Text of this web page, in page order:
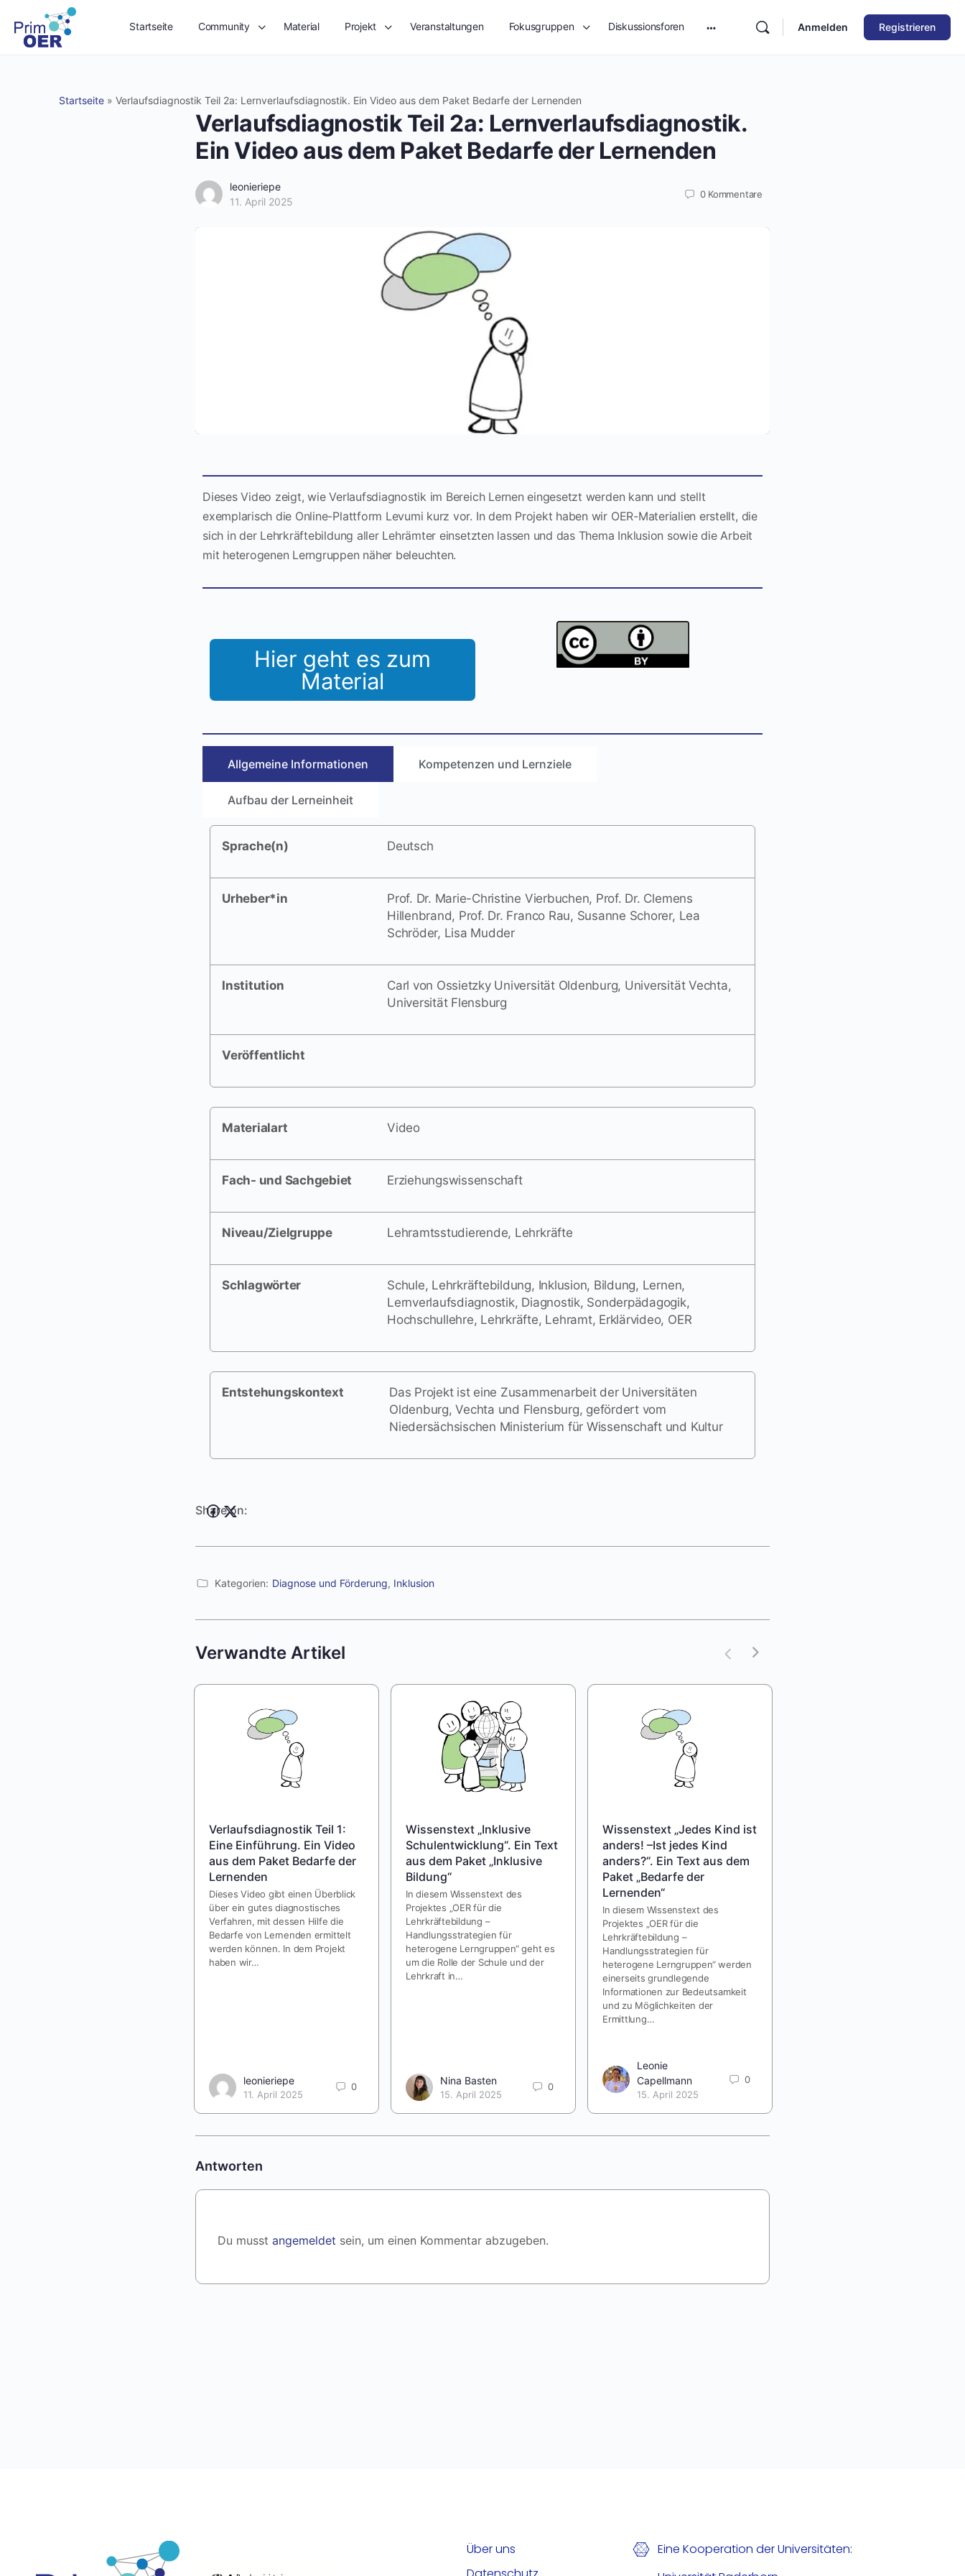
Startseite Community Material Projekt Veranstaltungen Fokusgruppen Diskussionsforen Anmelden Registrieren
Startseite » Verlaufsdiagnostik Teil 2a: Lernverlaufsdiagnostik. Ein Video aus dem Paket Bedarfe der Lernenden
Verlaufsdiagnostik Teil 2a: Lernverlaufsdiagnostik.
Ein Video aus dem Paket Bedarfe der Lernenden
leonieriepe
11. April 2025
0 Kommentare
Dieses Video zeigt, wie Verlaufsdiagnostik im Bereich Lernen eingesetzt werden kann und stellt
exemplarisch die Online-Plattform Levumi kurz vor. In dem Projekt haben wir OER-Materialien erstellt, die
sich in der Lehrkräftebildung aller Lehrämter einsetzten lassen und das Thema Inklusion sowie die Arbeit
mit heterogenen Lerngruppen näher beleuchten.
Hier geht es zum
Material
Allgemeine Informationen Kompetenzen und Lernziele
Aufbau der Lerneinheit
Sprache(n) Deutsch
Urheber*in
Prof. Dr. Marie-Christine Vierbuchen, Prof. Dr. Clemens
Hillenbrand, Prof. Dr. Franco Rau, Susanne Schorer, Lea
Schröder, Lisa Mudder
Institution
Carl von Ossietzky Universität Oldenburg, Universität Vechta,
Universität Flensburg
Veröffentlicht
Materialart Video
Fach- und Sachgebiet Erziehungswissenschaft
Niveau/Zielgruppe Lehramtsstudierende, Lehrkräfte
Schlagwörter
Schule, Lehrkräftebildung, Inklusion, Bildung, Lernen,
Lernverlaufsdiagnostik, Diagnostik, Sonderpädagogik,
Hochschullehre, Lehrkräfte, Lehramt, Erklärvideo, OER
Entstehungskontext
Das Projekt ist eine Zusammenarbeit der Universitäten
Oldenburg, Vechta und Flensburg, gefördert vom
Niedersächsischen Ministerium für Wissenschaft und Kultur
Share on:
Kategorien: Diagnose und Förderung, Inklusion
Verwandte Artikel
Verlaufsdiagnostik Teil 1:
Eine Einführung. Ein Video
aus dem Paket Bedarfe der
Lernenden
Dieses Video gibt einen Überblick
über ein gutes diagnostisches
Verfahren, mit dessen Hilfe die
Bedarfe von Lernenden ermittelt
werden können. In dem Projekt
haben wir…
leonieriepe
11. April 2025
0
Wissenstext „Inklusive
Schulentwicklung“. Ein Text
aus dem Paket „Inklusive
Bildung“
In diesem Wissenstext des
Projektes „OER für die
Lehrkräftebildung –
Handlungsstrategien für
heterogene Lerngruppen“ geht es
um die Rolle der Schule und der
Lehrkraft in…
Nina Basten
15. April 2025
0
Wissenstext „Jedes Kind ist
anders! –Ist jedes Kind
anders?“. Ein Text aus dem
Paket „Bedarfe der
Lernenden“
In diesem Wissenstext des
Projektes „OER für die
Lehrkräftebildung –
Handlungsstrategien für
heterogene Lerngruppen“ werden
einerseits grundlegende
Informationen zur Bedeutsamkeit
und zu Möglichkeiten der
Ermittlung…
Leonie
Capellmann
15. April 2025
0
Antworten
Du musst angemeldet sein, um einen Kommentar abzugeben.
Über uns
Eine Kooperation der Universitäten: